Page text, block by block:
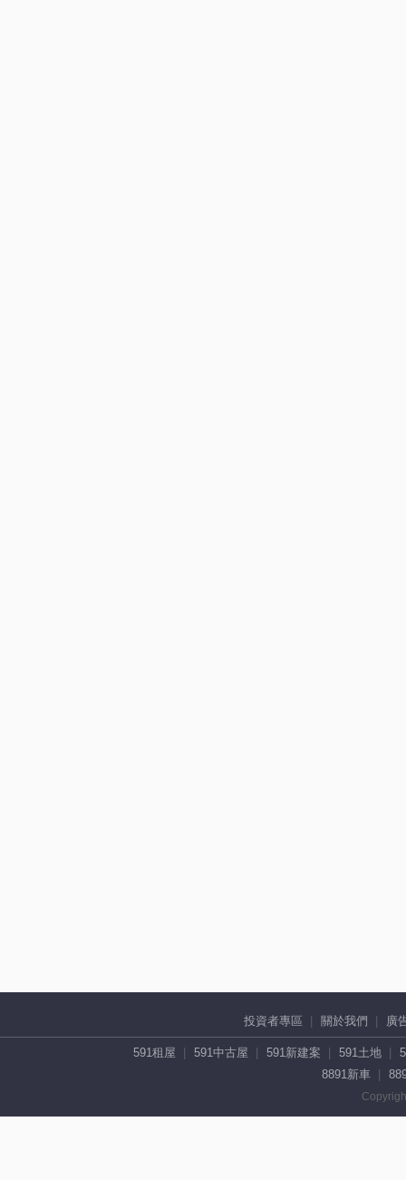
投資者專區 關於我們 廣
591租屋 591中古屋 591新建案 591土地
8891新車